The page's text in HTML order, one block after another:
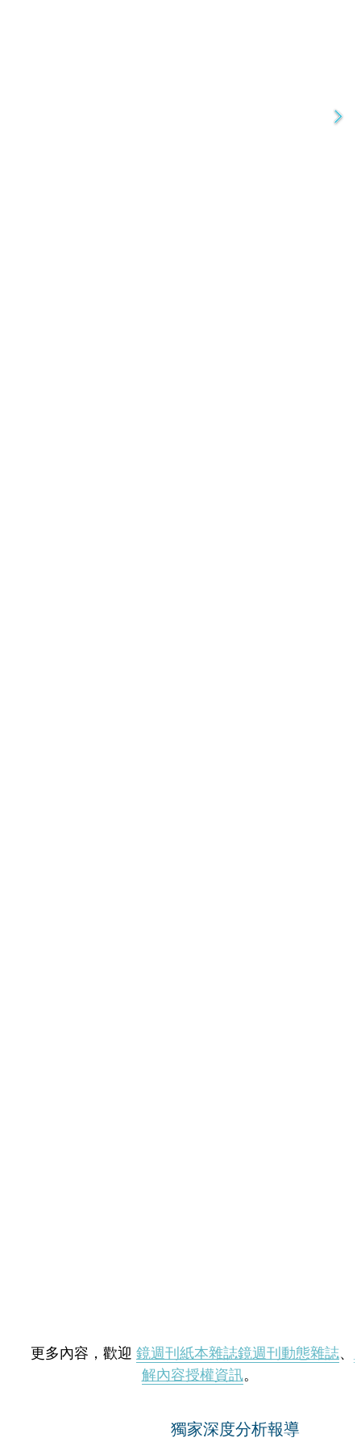
更多內容，歡迎 鏡週刊紙本雜誌鏡週刊動態雜誌、
解內容授權資訊。
獨家深度分析報導